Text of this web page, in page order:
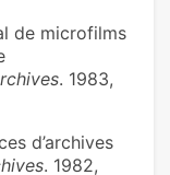
de microfilms
. 1983,
d’archives
. 1982,